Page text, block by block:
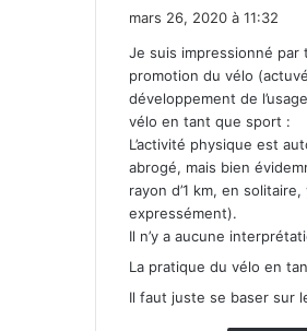
:
mars 26, 2020 à 11:32
Je suis impres­sion­né par
pro­mo­tion du vélo
développe­ment de
vélo en tant que sport :
L’activité physique est
abrogé, mais bien
ray­on d’1 km, en
expressé­ment).
Il n’y a aucune
La pra­tique du vélo en
Il faut juste se baser sur